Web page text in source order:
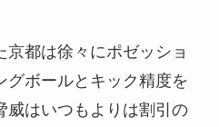
都は徐々にポゼッショ
グボールとキック精度を
威はいつもよりは割引の